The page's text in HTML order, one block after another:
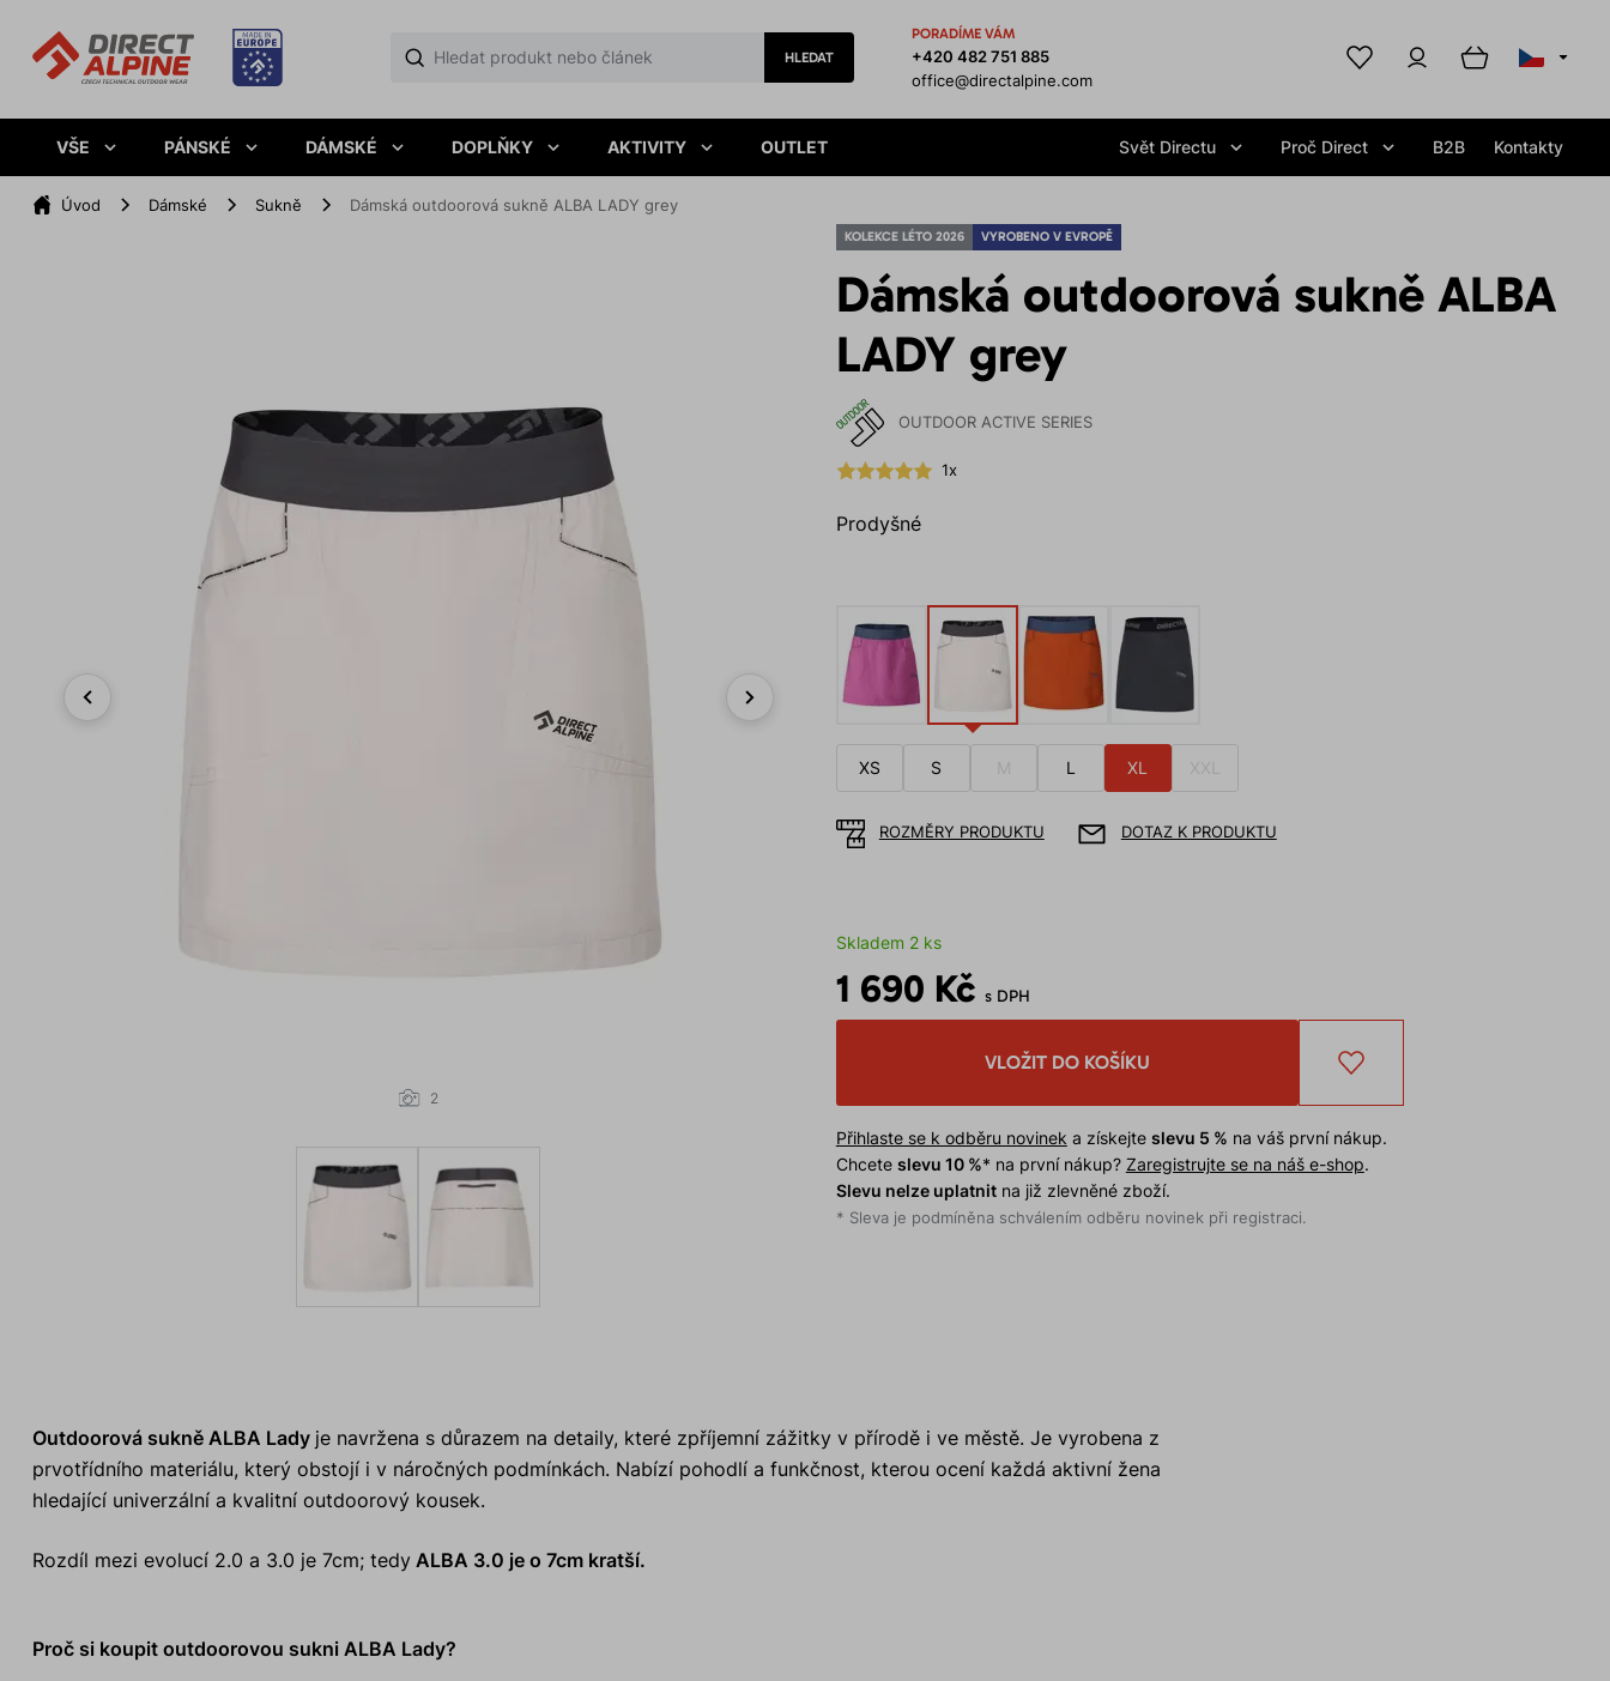
HLEDAT
PORADÍME VÁM
+420 482 751 885
office@directalpine.com
VŠE PÁNSKÉ DÁMSKÉ DOPLŇKY AKTIVITY OUTLET Svět Directu Proč Direct B2B Kontakty
Úvod Dámské Sukně Dámská outdoorová sukně ALBA LADY grey
KOLEKCE LÉTO 2026 VYROBENO V EVROPĚ
Dámská outdoorová sukně ALBA
LADY grey
OUTDOOR ACTIVE SERIES
1x
Prodyšné
2
XS S M L XL XXL
ROZMĚRY PRODUKTU DOTAZ K PRODUKTU
Skladem 2 ks
1 690 Kč s DPH
VLOŽIT DO KOŠÍKU
Přihlaste se k odběru novinek a získejte slevu 5 % na váš první nákup.
Chcete slevu 10 %* na první nákup? Zaregistrujte se na náš e-shop.
Slevu nelze uplatnitna již zlevněné zboží.
* Sleva je podmíněna schválením odběru novinek při registraci.
Outdoorová sukně ALBA Lady je navržena s důrazem na detaily, které zpříjemní zážitky v přírodě i ve městě. Je vyrobena z
prvotřídního materiálu, který obstojí i v náročných podmínkách. Nabízí pohodlí a funkčnost, kterou ocení každá aktivní žena
hledající univerzální a kvalitní outdoorový kousek.
Rozdíl mezi evolucí 2.0 a 3.0 je 7cm; tedyALBA 3.0 je o 7cm kratší.
Proč si koupit outdoorovou sukni ALBA Lady?